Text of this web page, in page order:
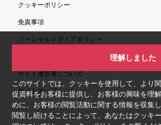
このサイトでは、クッキーを使用して、より
促資料をお客様に提供し、お客様の興味を理
めに、お客様の閲覧活動に関する情報を収集
閲覧し続けることによって、あなたはクッキ
理解しました
クッキーポリシー
免責事項
ソーシャルメディアポリシー
サイト運営者について
サイトマップ